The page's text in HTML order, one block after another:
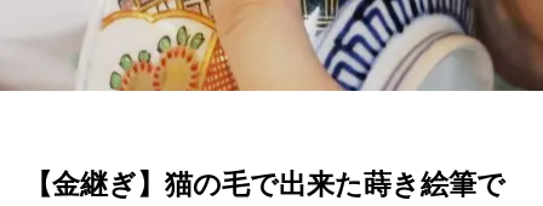
【金継ぎ】猫の毛で出来た蒔き絵筆で